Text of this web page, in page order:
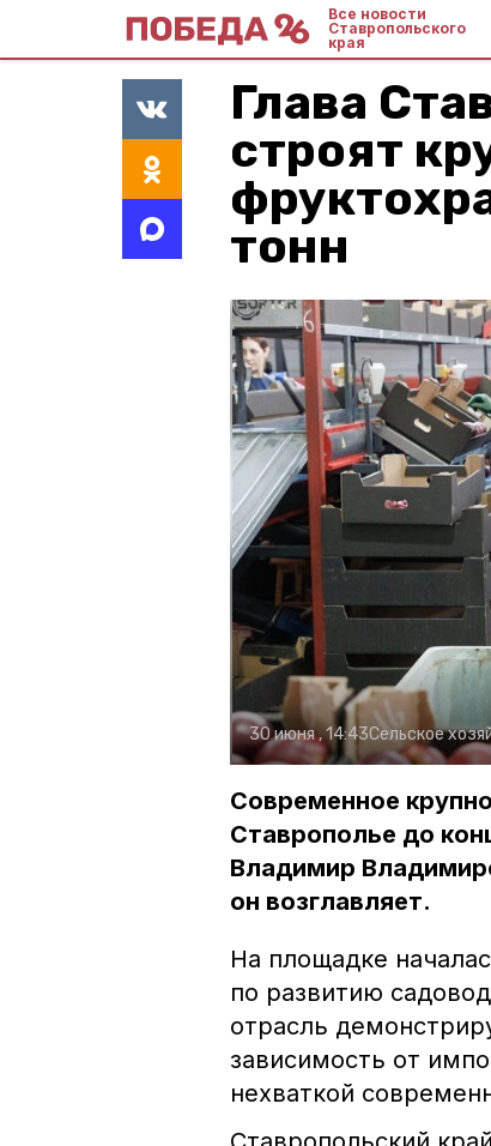
Все новости
Ставропольского
края
Глава
строят
тонн
30 июня , 14:43Сельское
Современное
Ставрополье до
Владимир
он возглавляет.
На площадке
по развитию
отрасль
зависимость от
нехваткой